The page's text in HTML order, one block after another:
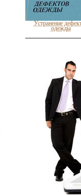
Устранение
одежды
Целебные
пищевых